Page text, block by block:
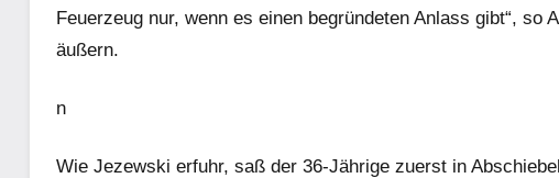
Feuerzeug nur, wenn es einen begründeten Anlass gibt“,
äußern.
n
Wie Jezewski erfuhr, saß der 36-Jährige zuerst in